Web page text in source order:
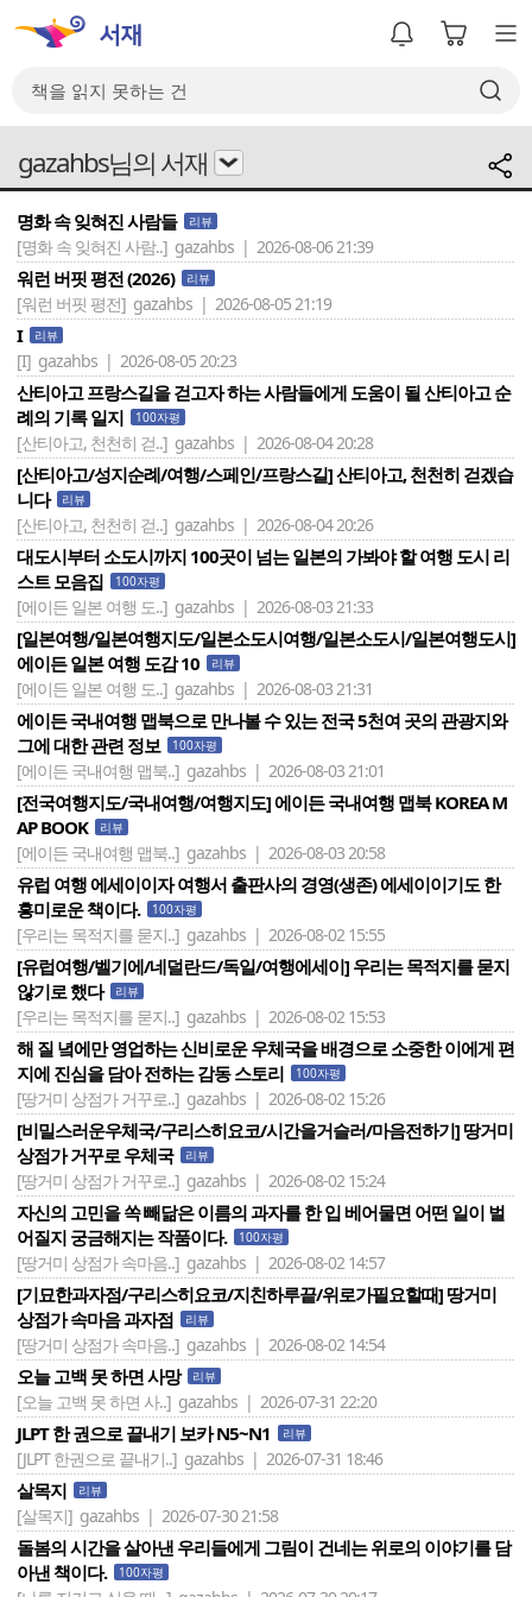
gazahbs님의 서재
명화 속 잊혀진 사람들 리뷰
[명화 속 잊혀진 사람..] gazahbs | 2026-08-06 21:39
워런 버핏 평전 (2026) 리뷰
[워런 버핏 평전] gazahbs | 2026-08-05 21:19
I 리뷰
[I] gazahbs | 2026-08-05 20:23
산티아고 프랑스길을 걷고자 하는 사람들에게 도움이 될 산티아고 순
례의 기록 일지
100자평
[산티아고, 천천히 걷..] gazahbs | 2026-08-04 20:28
[산티아고/성지순례/여행/스페인/프랑스길] 산티아고, 천천히 걷겠습
니다
리뷰
[산티아고, 천천히 걷..] gazahbs | 2026-08-04 20:26
대도시부터 소도시까지 100곳이 넘는 일본의 가봐야 할 여행 도시 리
스트 모음집
100자평
[에이든 일본 여행 도..] gazahbs | 2026-08-03 21:33
[일본여행/일본여행지도/일본소도시여행/일본소도시/일본여행도시]
에이든 일본 여행 도감 10
리뷰
[에이든 일본 여행 도..] gazahbs | 2026-08-03 21:31
에이든 국내여행 맵북으로 만나볼 수 있는 전국 5천여 곳의 관광지와
그에 대한 관련 정보
100자평
[에이든 국내여행 맵북..] gazahbs | 2026-08-03 21:01
[전국여행지도/국내여행/여행지도] 에이든 국내여행 맵북 KOREA M
AP BOOK
리뷰
[에이든 국내여행 맵북..] gazahbs | 2026-08-03 20:58
유럽 여행 에세이이자 여행서 출판사의 경영(생존) 에세이이기도 한
흥미로운 책이다.
100자평
[우리는 목적지를 묻지..] gazahbs | 2026-08-02 15:55
[유럽여행/벨기에/네덜란드/독일/여행에세이] 우리는 목적지를 묻지
않기로 했다
리뷰
[우리는 목적지를 묻지..] gazahbs | 2026-08-02 15:53
해 질 녘에만 영업하는 신비로운 우체국을 배경으로 소중한 이에게 편
지에 진심을 담아 전하는 감동 스토리
100자평
[땅거미 상점가 거꾸로..] gazahbs | 2026-08-02 15:26
[비밀스러운우체국/구리스히요코/시간을거슬러/마음전하기] 땅거미
상점가 거꾸로 우체국
리뷰
[땅거미 상점가 거꾸로..] gazahbs | 2026-08-02 15:24
자신의 고민을 쏙 빼닮은 이름의 과자를 한 입 베어물면 어떤 일이 벌
어질지 궁금해지는 작품이다.
100자평
[땅거미 상점가 속마음..] gazahbs | 2026-08-02 14:57
[기묘한과자점/구리스히요코/지친하루끝/위로가필요할때] 땅거미
상점가 속마음 과자점
리뷰
[땅거미 상점가 속마음..] gazahbs | 2026-08-02 14:54
오늘 고백 못 하면 사망 리뷰
[오늘 고백 못 하면 사..] gazahbs | 2026-07-31 22:20
JLPT 한 권으로 끝내기 보카 N5~N1 리뷰
[JLPT 한권으로 끝내기..] gazahbs | 2026-07-31 18:46
살목지 리뷰
[살목지] gazahbs | 2026-07-30 21:58
돌봄의 시간을 살아낸 우리들에게 그림이 건네는 위로의 이야기를 담
아낸 책이다.
100자평